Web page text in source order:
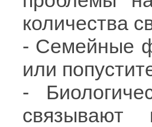
количества
- Семейные
или
-
связывают